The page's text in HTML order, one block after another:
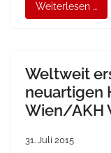
Weiterlesen …
Weltweit
neuartigen
Wien/AKH
31. Juli 2015